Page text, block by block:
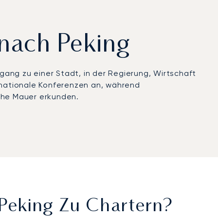
Peking
zu einer Stadt, in der Regierung, Wirtschaft
Konferenzen an, während
Mauer erkunden.
Airport (PKX). Der Capital Airport liegt
Zu Chartern?